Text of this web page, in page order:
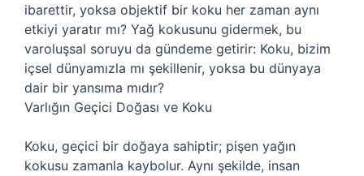
ibarettir, yoksa objektif bir koku her zaman aynı
etkiyi yaratır mı? Yağ kokusunu gidermek, bu
varoluşsal soruyu da gündeme getirir: Koku, bizim
içsel dünyamızla mı şekillenir, yoksa bu dünyaya
dair bir yansıma mıdır?
Varlığın Geçici Doğası ve Koku
Koku, geçici bir doğaya sahiptir; pişen yağın
kokusu zamanla kaybolur. Aynı şekilde, insan